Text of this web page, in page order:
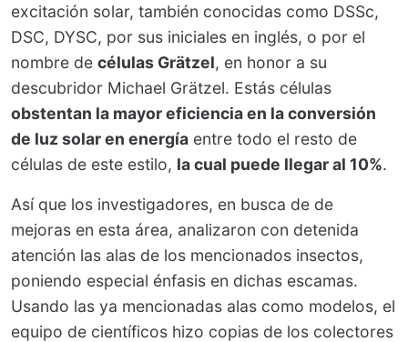
excitación solar, también conocidas como DSSc,
DSC, DYSC, por sus iniciales en inglés, o por el
nombre de células Grätzel, en honor a su
descubridor Michael Grätzel. Estás células
obstentan la mayor eficiencia en la conversión
de luz solar en energía entre todo el resto de
células de este estilo, la cual puede llegar al 10%.
Así que los investigadores, en busca de de
mejoras en esta área, analizaron con detenida
atención las alas de los mencionados insectos,
poniendo especial énfasis en dichas escamas.
Usando las ya mencionadas alas como modelos, el
equipo de científicos hizo copias de los colectores